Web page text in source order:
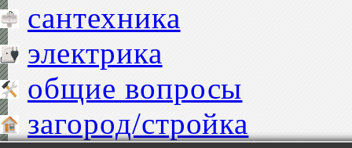
сантехника
электрика
общие вопросы
загород/стройка